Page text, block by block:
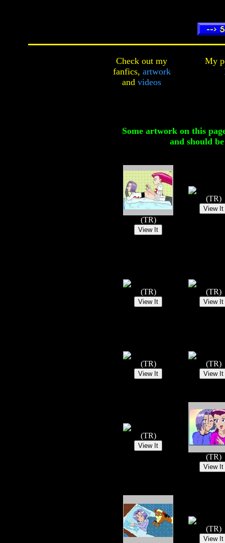
Check out my
fanfics, artwork
and videos
My
Some artwork on this
and should
(TR)
(TR)
(TR) (TR)
(TR) (TR)
(TR)
(TR)
(TR)